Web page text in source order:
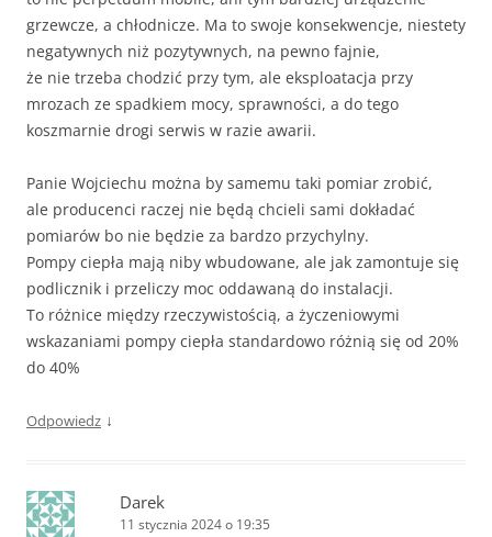
grzewcze, a chłodnicze. Ma to swoje konsekwencje, niestety
negatywnych niż pozytywnych, na pewno fajnie,
że nie trzeba chodzić przy tym, ale eksploatacja przy
mrozach ze spadkiem mocy, sprawności, a do tego
koszmarnie drogi serwis w razie awarii.
Panie Wojciechu można by samemu taki pomiar zrobić,
ale producenci raczej nie będą chcieli sami dokładać
pomiarów bo nie będzie za bardzo przychylny.
Pompy ciepła mają niby wbudowane, ale jak zamontuje się
podlicznik i przeliczy moc oddawaną do instalacji.
To różnice między rzeczywistością, a życzeniowymi
wskazaniami pompy ciepła standardowo różnią się od 20%
do 40%
Odpowiedz ↓
Darek
11 stycznia 2024 o 19:35